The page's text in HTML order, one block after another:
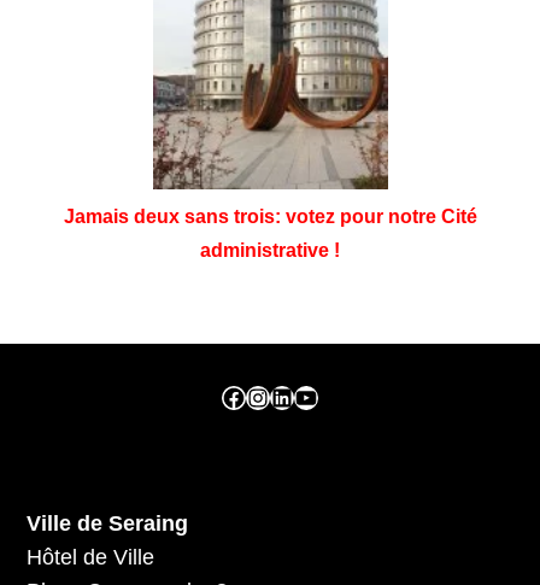
Jamais deux sans trois: votez pour notre Cité
administrative !
Facebook ville de seraing Instragram ville de seraing linkedin – ville de seraing YouTube
Ville de Seraing
Hôtel de Ville